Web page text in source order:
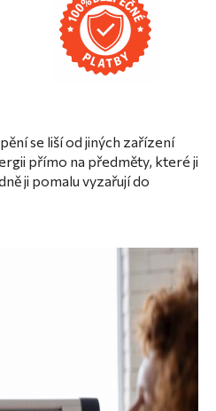
se liší od jiných zařízení
přímo na předměty, které ji
ji pomalu vyzařují do